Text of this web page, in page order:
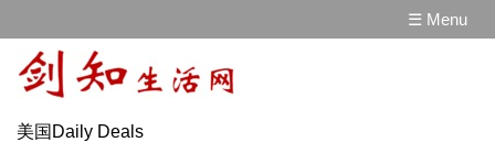
☰ Menu
美国Daily Deals